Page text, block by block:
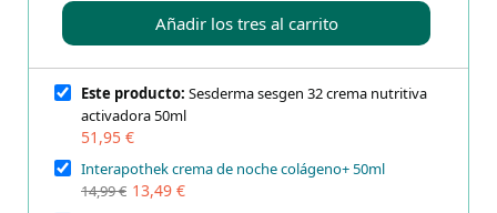
Añadir los tres al carrito
Este producto: Sesderma sesgen 32 crema nutritiva
activadora 50ml
51,95 €
Interapothek crema de noche colágeno+ 50ml
14,99 € 13,49 €